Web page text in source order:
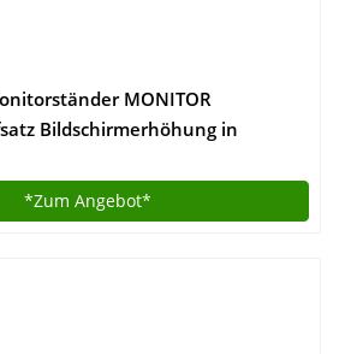
MONITOR
Bildschirmerhöhung in
*Zum Angebot*